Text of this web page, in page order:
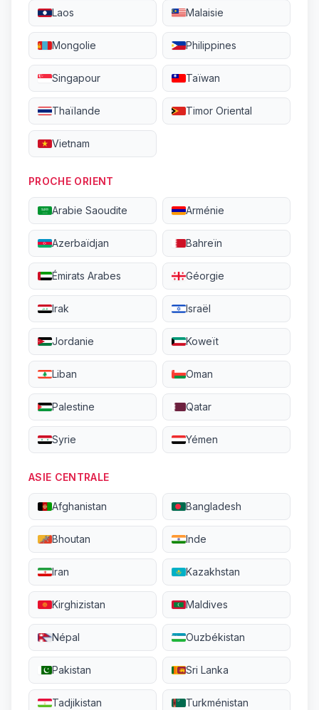
Laos Malaisie
Mongolie Philippines
Singapour Taïwan
Thaïlande Timor Oriental
Vietnam
PROCHE ORIENT
Arabie Saoudite Arménie
Azerbaïdjan Bahreïn
Émirats Arabes Géorgie
Irak Israël
Jordanie Koweït
Liban Oman
Palestine Qatar
Syrie Yémen
ASIE CENTRALE
Afghanistan Bangladesh
Bhoutan Inde
Iran Kazakhstan
Kirghizistan Maldives
Népal Ouzbékistan
Pakistan Sri Lanka
Tadjikistan Turkménistan